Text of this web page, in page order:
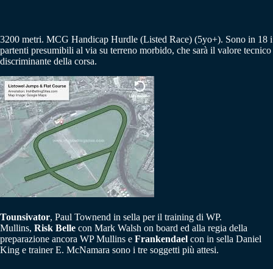
3200 metri. MCG Handicap Hurdle (Listed Race) (5yo+). Sono in 18 i
partenti presumibili al via su terreno morbido, che sarà il valore tecnico
discriminante della corsa.
Tounsivator, Paul Townend in sella per il training di WP.
Mullins, Risk Belle con Mark Walsh on board ed alla regia della
preparazione ancora WP Mullins e Frankendael con in sella Daniel
King e trainer E. McNamara sono i tre soggetti più attesi.